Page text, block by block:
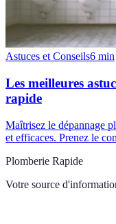
Astuces et Conseils6 min
Les meilleures
rapide
Maîtrisez le dépannage
et efficaces. Prenez le
Plomberie Rapide
Votre source